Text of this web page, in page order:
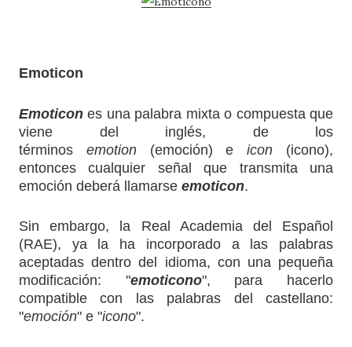
Emoticon
Emoticon es una palabra mixta o compuesta que
viene del inglés, de los
términos emotion(emoción) eicon (icono),
entonces cualquier señal que transmita una
emoción deberá llamarse emoticon.
Sin embargo, la Real Academia del Español
(RAE), ya la ha incorporado a las palabras
aceptadas dentro del idioma, con una pequeña
modificación: "emoticono", para hacerlo
compatible con las palabras del castellano:
"emoción" e "icono".